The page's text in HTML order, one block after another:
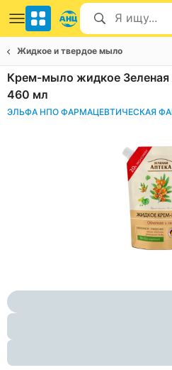
Жидкое и твердое мыло
Крем-мыло жидкое Зеленая
460 мл
ЭЛЬФА НПО ФАРМАЦЕВТИЧЕСКАЯ
1
of